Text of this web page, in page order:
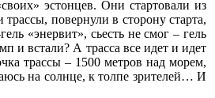
эстонцев. Они стартовали из
повернули в сторону старта,
«энервит», сьесть не смог – гель
и встали? А трасса все идет и идет
трассы – 1500 метров над морем,
на солнце, к толпе зрителей… И